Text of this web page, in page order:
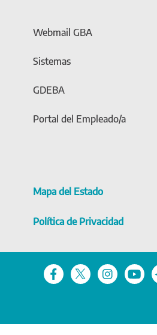
Webmail GBA
Sistemas
GDEBA
Portal del Empleado/a
Mapa del Estado
Política de Privacidad